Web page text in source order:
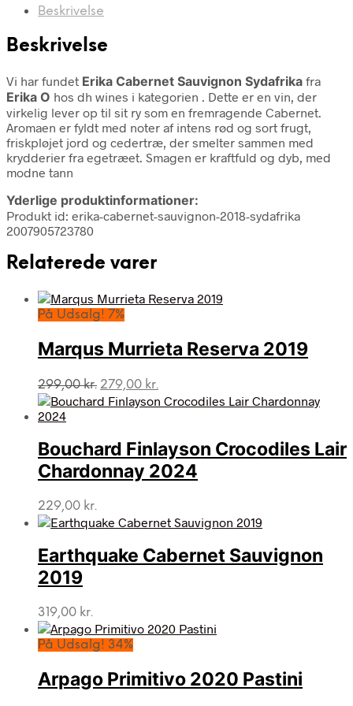
Beskrivelse
Beskrivelse
Vi har fundet Erika Cabernet Sauvignon Sydafrika fra
Erika O hos dh wines i kategorien . Dette er en vin, der
virkelig lever op til sit ry som en fremragende Cabernet.
Aromaen er fyldt med noter af intens rød og sort frugt,
friskpløjet jord og cedertræ, der smelter sammen med
krydderier fra egetræet. Smagen er kraftfuld og dyb, med
modne tann
Yderlige produktinformationer:
Produkt id: erika-cabernet-sauvignon-2018-sydafrika
2007905723780
Relaterede varer
På Udsalg! 7%
Marqus Murrieta Reserva 2019
299,00kr. Den
oprindelige
299,00 kr..
279,00 kr.
aktuelle
279,00 kr..
Bouchard Finlayson Crocodiles Lair
Chardonnay 2024
229,00 kr.
Earthquake Cabernet Sauvignon
2019
319,00 kr.
På Udsalg! 34%
Arpago Primitivo 2020 Pastini